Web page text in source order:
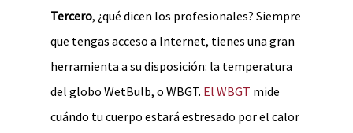
Tercero, ¿qué dicen los profesionales? Siempre
que tengas acceso a Internet, tienes una gran
herramienta a su disposición: la temperatura
del globo WetBulb, o WBGT. El WBGT mide
cuándo tu cuerpo estará estresado por el calor